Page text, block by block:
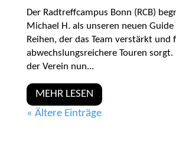
Der Radtreffcampus Bonn (RCB)
Michael H. als unseren neuen
Reihen, der das Team verstärkt und
abwechslungsreichere Touren
der Verein nun...
MEHR LESEN
« Ältere Einträge